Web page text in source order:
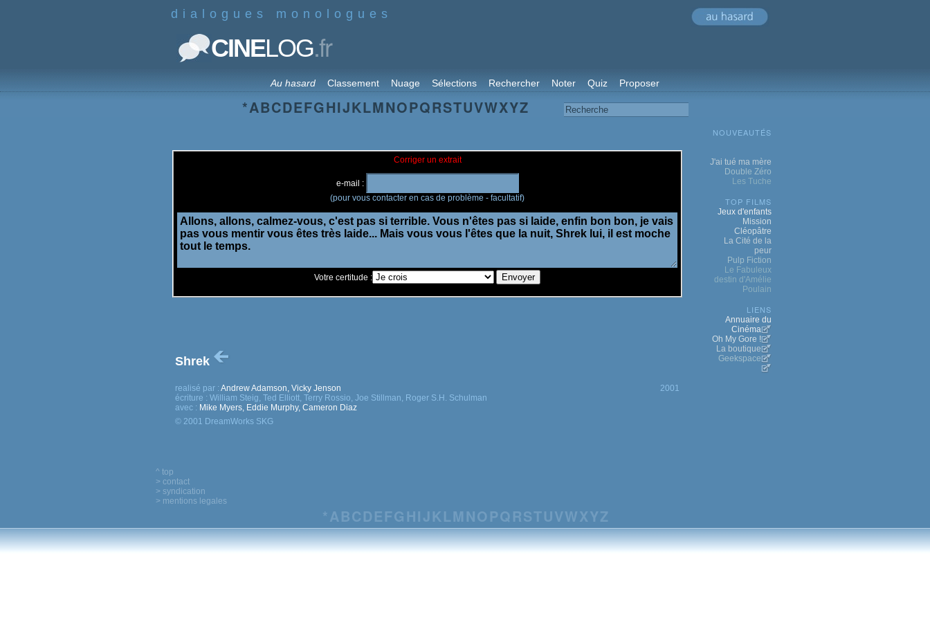
dialogues monologues
CINELOG.fr
Au hasard Classement Nuage Sélections Rechercher Noter Quiz Proposer
*ABCDEFGHIJKLMNOPQRSTUVWXYZ
Corriger un extrait
e-mail :
(pour vous contacter en cas de problème - facultatif)
Votre certitude :
Shrek
realisé par : Andrew Adamson, Vicky Jenson
écriture : William Steig, Ted Elliott, Terry Rossio, Joe Stillman, Roger S.H. Schulman
avec : Mike Myers, Eddie Murphy, Cameron Diaz
2001
© 2001 DreamWorks SKG
NOUVEAUTÉS
J'ai tué ma mère
Double Zéro
Les Tuche
TOP FILMS
Jeux d'enfants
Mission
Cléopâtre
La Cité de la
peur
Pulp Fiction
Le Fabuleux
destin d'Amélie
Poulain
LIENS
Annuaire du
Cinéma
Oh My Gore !
La boutique
Geekspace
^ top
> contact
> syndication
> mentions legales
*ABCDEFG HIJ KLM NO PQRSTUVWXYZ